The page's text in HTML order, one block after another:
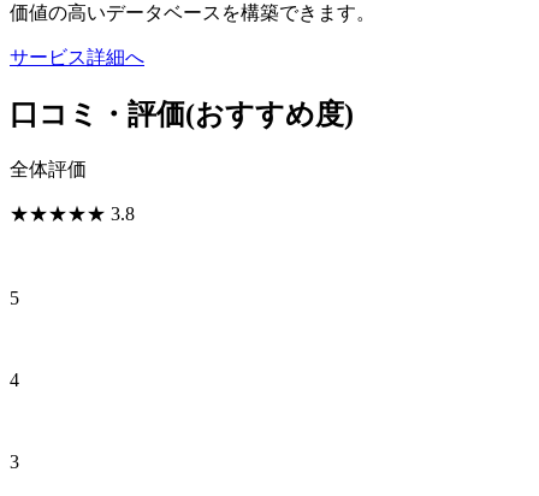
価値の高いデータベースを構築できます。
サービス詳細へ
口コミ・評価(おすすめ度)
全体評価
★★★★★ 3.8
5
4
3